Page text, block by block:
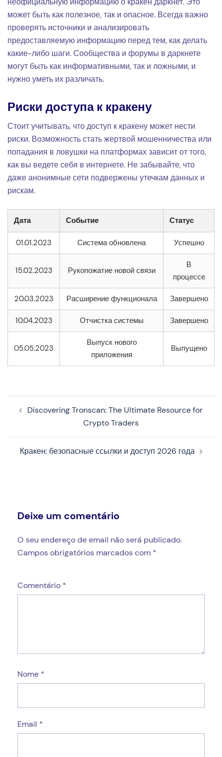
может быть как полезное, так и опасное. Всегда важно
проверять источники и анализировать
предоставляемую информацию перед тем, как делать
какие-либо шаги. Сообщества и форумы в даркнете
могут быть как информативными, так и ложными, и
нужно уметь их различать.
Риски доступа к кракену
Стоит учитывать, что доступ к кракену может нести
риски. Возможность стать жертвой мошенничества или
попадания в ловушки на платформах зависит от того,
как вы ведете себя в интернете. Не забывайте, что
даже анонимные сети подвержены утечкам данных и
рискам.
Дата Событие Статус
01.01.2023 Система обновлена Успешно
15.02.2023 Рукопожатие новой связи
В
процессе
20.03.2023 Расширение функционала Завершено
10.04.2023 Отчистка системы Завершено
05.05.2023
Выпуск нового
приложения
Выпущено
de Discovering Tronscan: The Ultimate Resource for
Crypto Traders
Кракен: безопасные ссылки и доступ 2026 года
Deixe um comentário
O seu endereço de email não será publicado.
Campos obrigatórios marcados com *
Comentário *
Nome *
Email *